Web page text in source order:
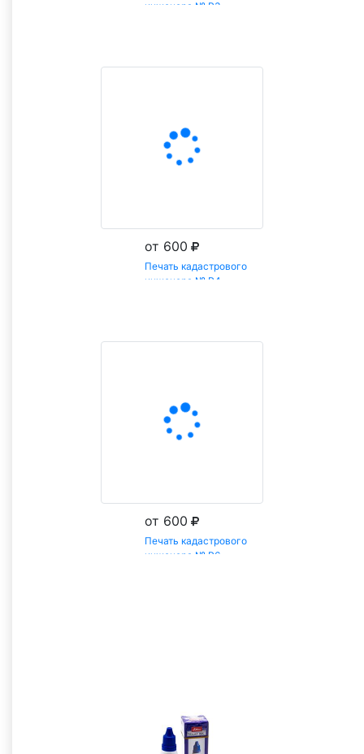
инженера № Р3
от 600
Печать кадастрового
инженера № Р4
от 600
Печать кадастрового
инженера № Р6